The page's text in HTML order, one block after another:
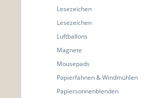
Lesezeichen
Lesezeichen
Luftballons
Magnete
Mousepads
Papierfahnen & Windmühlen
Papiersonnenblenden